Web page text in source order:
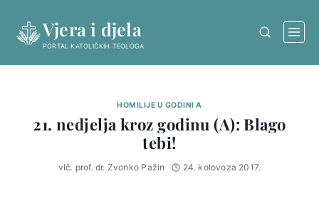
content
Vjera i djela
PORTAL KATOLIČKIH TEOLOGA
HOMILIJE U GODINI A
21. nedjelja kroz godinu (A): Blago
tebi!
vlč. prof. dr. Zvonko Pažin 24. kolovoza 2017.